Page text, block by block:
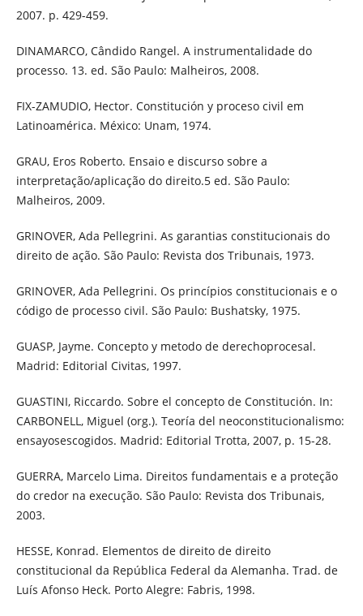
2007. p. 429-459.
DINAMARCO, Cândido Rangel. A instrumentalidade do
processo. 13. ed. São Paulo: Malheiros, 2008.
FIX-ZAMUDIO, Hector. Constitución y proceso civil em
Latinoamérica. México: Unam, 1974.
GRAU, Eros Roberto. Ensaio e discurso sobre a
interpretação/aplicação do direito.5 ed. São Paulo:
Malheiros, 2009.
GRINOVER, Ada Pellegrini. As garantias constitucionais do
direito de ação. São Paulo: Revista dos Tribunais, 1973.
GRINOVER, Ada Pellegrini. Os princípios constitucionais e o
código de processo civil. São Paulo: Bushatsky, 1975.
GUASP, Jayme. Concepto y metodo de derechoprocesal.
Madrid: Editorial Civitas, 1997.
GUASTINI, Riccardo. Sobre el concepto de Constitución. In:
CARBONELL, Miguel (org.). Teoría del neoconstitucionalismo:
ensayosescogidos. Madrid: Editorial Trotta, 2007, p. 15-28.
GUERRA, Marcelo Lima. Direitos fundamentais e a proteção
do credor na execução. São Paulo: Revista dos Tribunais,
2003.
HESSE, Konrad. Elementos de direito de direito
constitucional da República Federal da Alemanha. Trad. de
Luís Afonso Heck. Porto Alegre: Fabris, 1998.